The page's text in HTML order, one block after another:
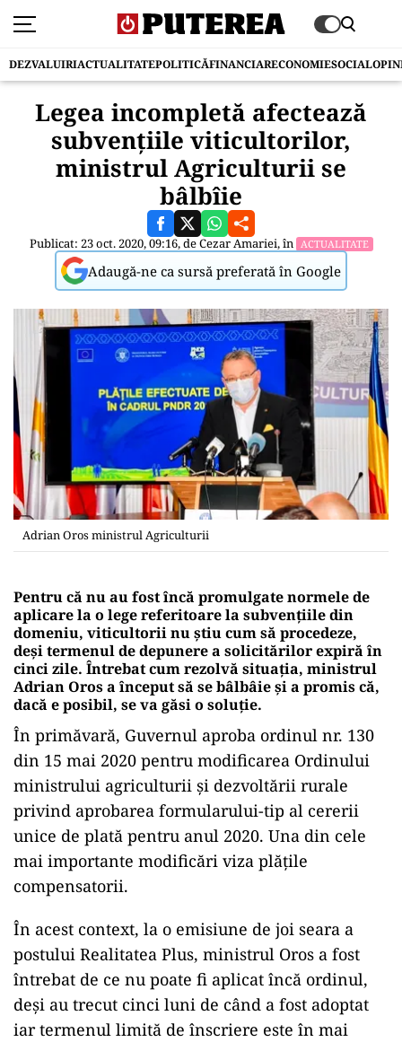
DEZVALUIRIACTUALITATEPOLITICĂFINANCIARECONOMIESOCIAL
Legea incompletă afectează
subvențiile viticultorilor,
ministrul Agriculturii se
bâlbîie
Publicat: 23 oct. 2020, 09:16, deCezar Amariei, în ACTUALITATE
Adaugă-ne ca sursă preferată în Google
Adrian Oros ministrul Agriculturii
Pentru că nu au fost încă promulgate normele de
aplicare la o lege referitoare la subvențiile din
domeniu, viticultorii nu știu cum să procedeze,
deși termenul de depunere a solicitărilor expiră în
cinci zile. Întrebat cum rezolvă situația, ministrul
Adrian Oros a început să se bâlbâie și a promis că,
dacă e posibil, se va găsi o soluție.
În primăvară, Guvernul aproba ordinul nr. 130
din 15 mai 2020 pentru modificarea Ordinului
ministrului agriculturii şi dezvoltării rurale
privind aprobarea formularului-tip al cererii
unice de plată pentru anul 2020. Una din cele
mai importante modificări viza plățile
compensatorii.
În acest context, la o emisiune de joi seara a
postului Realitatea Plus, ministrul Oros a fost
întrebat de ce nu poate fi aplicat încă ordinul,
deși au trecut cinci luni de când a fost adoptat
iar termenul limită de înscriere este în mai